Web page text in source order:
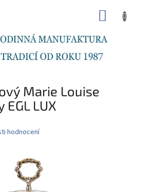
Marie Louise
LUX
hodnocení